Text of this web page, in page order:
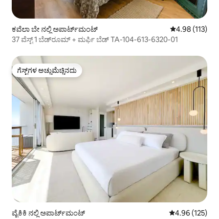
ಕವೆಲಾ ಬೇ ನಲ್ಲಿ ಅಪಾರ್ಟ್‌ಮಂಟ್ 5 ರಲ್ಲಿ 4.98
4.98 (113)
37 ವೆಸ್ಟ್ 1 ಬೆಡ್‌ರೂಮ್ + ಮರ್ಫಿ ಬೆಡ್ TA-104-613-6320-01
ಗೆಸ್ಟ್‌ಗಳ ಅಚ್ಚುಮೆಚ್ಚಿನದು
ಗೆಸ್ಟ್‌ಗಳ ಅಚ್ಚುಮೆಚ್ಚಿನದು
ವೈಕಿಕಿ ನಲ್ಲಿ ಅಪಾರ್ಟ್‌ಮಂಟ್ 5 ರಲ್ಲಿ 4.96
4.96 (125)